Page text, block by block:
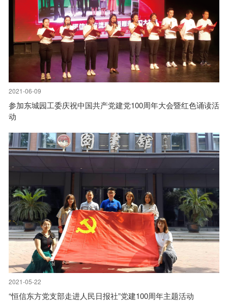
2021-06-09
参加东城园工委庆祝中国共产党建党100周年大会暨红色诵读活
动
2021-05-22
“恒信东方党支部走进人民日报社”党建100周年主题活动